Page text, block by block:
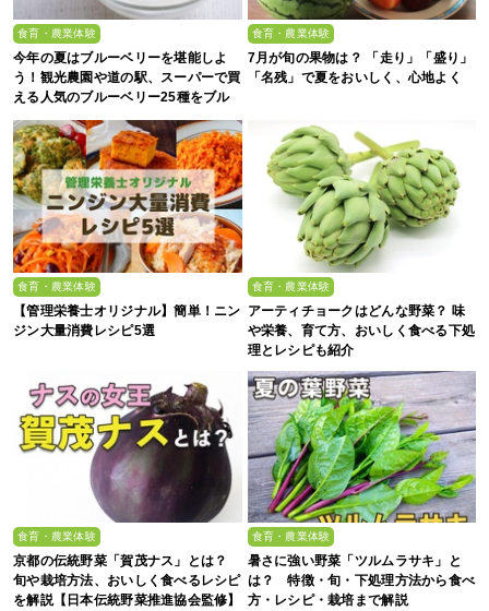
食育・農業体験
今年の夏はブルーベリーを堪能しよ
う！観光農園や道の駅、スーパーで買
える人気のブルーベリー25種をブル
ーベリー農家の息子が解説
食育・農業体験
7月が旬の果物は？ 「走り」「盛り」
「名残」で夏をおいしく、心地よく
食育・農業体験
【管理栄養士オリジナル】簡単！ニン
ジン大量消費レシピ5選
食育・農業体験
アーティチョークはどんな野菜？ 味
や栄養、育て方、おいしく食べる下処
理とレシピも紹介
食育・農業体験
京都の伝統野菜「賀茂ナス」とは？
旬や栽培方法、おいしく食べるレシピ
を解説【日本伝統野菜推進協会監修】
食育・農業体験
暑さに強い野菜「ツルムラサキ」と
は？ 特徴・旬・下処理方法から食べ
方・レシピ・栽培まで解説